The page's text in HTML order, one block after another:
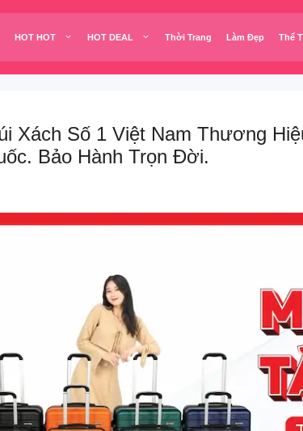
HOT HOT HOT DEAL Thời Trang Làm Đẹp Thể
Xách Số 1 Việt Nam Thương
Bảo Hành Trọn Đời.